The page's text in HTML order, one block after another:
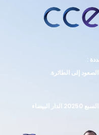
:
إلى الطائرة.